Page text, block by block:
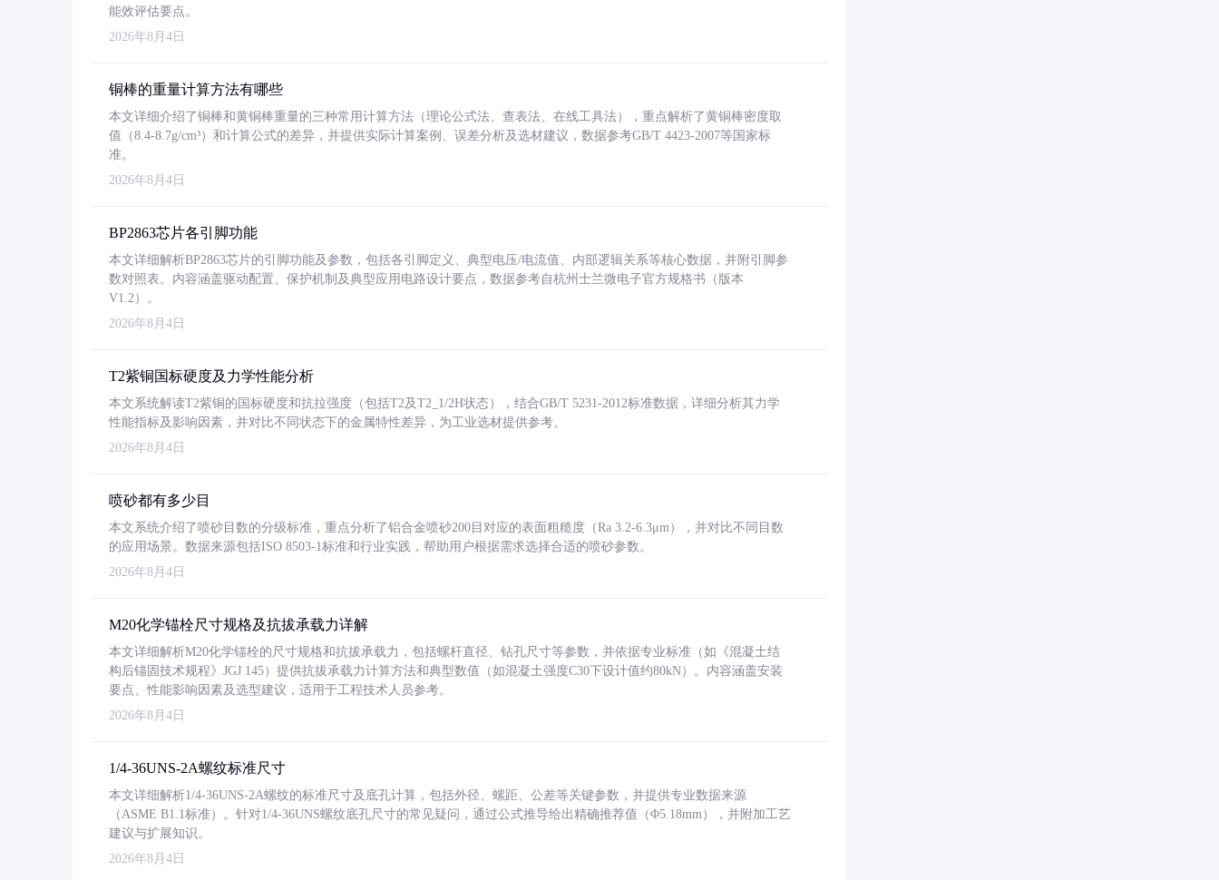
能效评估要点。
2026年8月4日
铜棒的重量计算方法有哪些
本文详细介绍了铜棒和黄铜棒重量的三种常用计算方法（理论公式法、查表法、在线工具法），重点解析了黄铜棒密度取
值（8.4-8.7g/cm³）和计算公式的差异，并提供实际计算案例、误差分析及选材建议，数据参考GB/T 4423-2007等国家标
准。
2026年8月4日
BP2863芯片各引脚功能
本文详细解析BP2863芯片的引脚功能及参数，包括各引脚定义、典型电压/电流值、内部逻辑关系等核心数据，并附引脚参
数对照表。内容涵盖驱动配置、保护机制及典型应用电路设计要点，数据参考自杭州士兰微电子官方规格书（版本
V1.2）。
2026年8月4日
T2紫铜国标硬度及力学性能分析
本文系统解读T2紫铜的国标硬度和抗拉强度（包括T2及T2_1/2H状态），结合GB/T 5231-2012标准数据，详细分析其力学
性能指标及影响因素，并对比不同状态下的金属特性差异，为工业选材提供参考。
2026年8月4日
喷砂都有多少目
本文系统介绍了喷砂目数的分级标准，重点分析了铝合金喷砂200目对应的表面粗糙度（Ra 3.2-6.3μm），并对比不同目数
的应用场景。数据来源包括ISO 8503-1标准和行业实践，帮助用户根据需求选择合适的喷砂参数。
2026年8月4日
M20化学锚栓尺寸规格及抗拔承载力详解
本文详细解析M20化学锚栓的尺寸规格和抗拔承载力，包括螺杆直径、钻孔尺寸等参数，并依据专业标准（如《混凝土结
构后锚固技术规程》JGJ 145）提供抗拔承载力计算方法和典型数值（如混凝土强度C30下设计值约80kN）。内容涵盖安装
要点、性能影响因素及选型建议，适用于工程技术人员参考。
2026年8月4日
1/4-36UNS-2A螺纹标准尺寸
本文详细解析1/4-36UNS-2A螺纹的标准尺寸及底孔计算，包括外径、螺距、公差等关键参数，并提供专业数据来源
（ASME B1.1标准）。针对1/4-36UNS螺纹底孔尺寸的常见疑问，通过公式推导给出精确推荐值（Φ5.18mm），并附加工艺
建议与扩展知识。
2026年8月4日